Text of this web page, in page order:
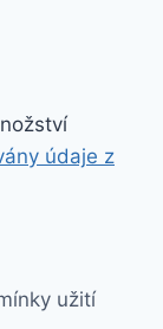
údaje z
užití